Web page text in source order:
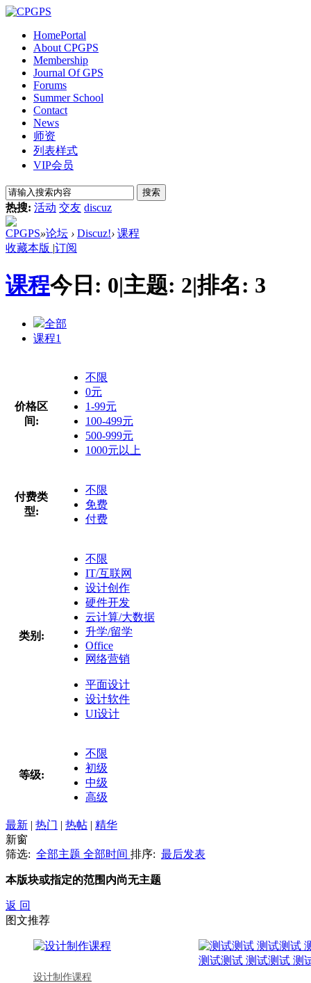
HomePortal
About CPGPS
Membership
Journal Of GPS
Forums
Summer School
Contact
News
师资
列表样式
VIP会员
搜索
热搜: 活动 交友 discuz
CPGPS»论坛 › Discuz!› 课程
收藏本版 |订阅
课程今日: 0|主题: 2|排名: 3
全部
课程1
价格区
间:
不限
0元
1-99元
100-499元
500-999元
1000元以上
付费类
型:
不限
免费
付费
类别:
不限
IT/互联网
设计创作
硬件开发
云计算/大数据
升学/留学
Office
网络营销
平面设计
设计软件
UI设计
等级:
不限
初级
中级
高级
最新 | 热门 | 热帖 | 精华
新窗
筛选: 全部主题 全部时间 排序: 最后发表
本版块或指定的范围内尚无主题
返 回
图文推荐
设计制作课程